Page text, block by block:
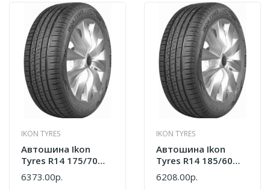
IKON TYRES
Автошина Ikon
Tyres R14 175/70
Autograph Eco 3 88T
XL Лето T731448
6373.00р.
IKON TYRES
Автошина Ikon
Tyres R14 185/60
Autograph Eco 3 82T
Лето T731443
6208.00р.